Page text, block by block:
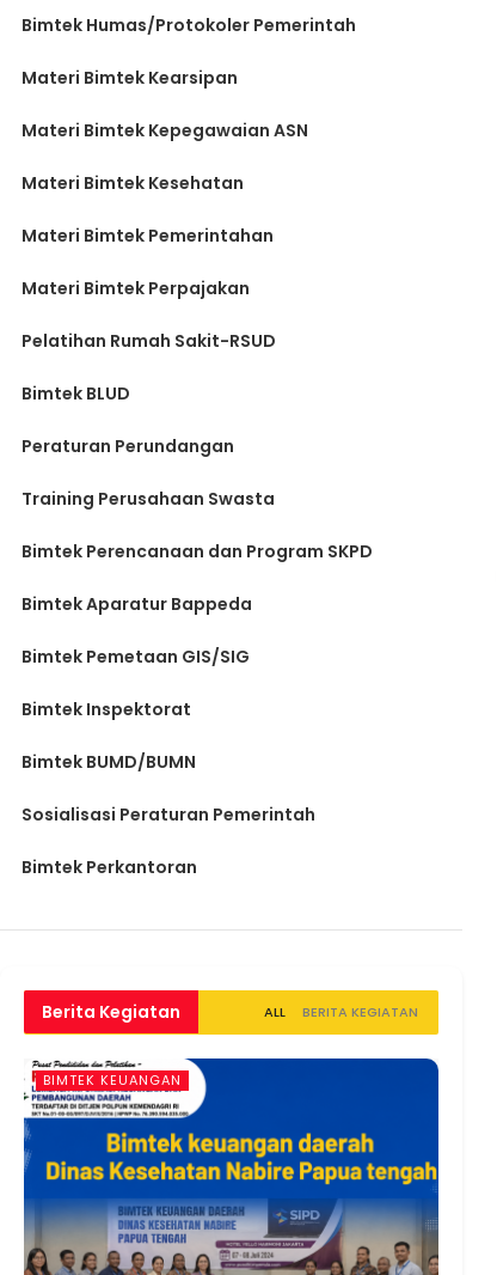
Bimtek Humas/Protokoler Pemerintah
Materi Bimtek Kearsipan
Materi Bimtek Kepegawaian ASN
Materi Bimtek Kesehatan
Materi Bimtek Pemerintahan
Materi Bimtek Perpajakan
Pelatihan Rumah Sakit-RSUD
Bimtek BLUD
Peraturan Perundangan
Training Perusahaan Swasta
Bimtek Perencanaan dan Program SKPD
Bimtek Aparatur Bappeda
Bimtek Pemetaan GIS/SIG
Bimtek Inspektorat
Bimtek BUMD/BUMN
Sosialisasi Peraturan Pemerintah
Bimtek Perkantoran
Berita Kegiatan ALL BERITA KEGIATAN
BIMTEK KEUANGAN